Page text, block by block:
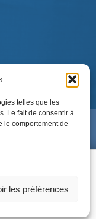
telles que les
Le fait de consentir à
le comportement de
les préférences